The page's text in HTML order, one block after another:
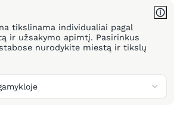
tikslinama individualiai pagal
ir užsakymo apimtį. Pasirinkus
nurodykite miestą ir tikslų